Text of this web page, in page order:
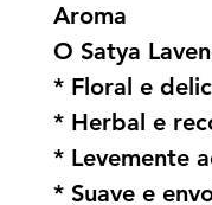
Aroma
O Satya
* Floral e
* Herbal e
* Levemente
* Suave e